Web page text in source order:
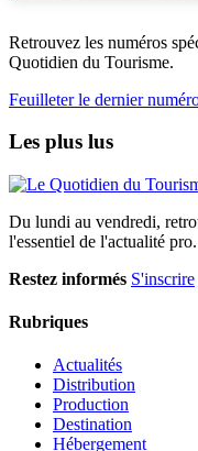
Retrouvez les numéros
Quotidien du Tourisme.
Feuilleter le dernier
Les plus lus
Du lundi au vendredi,
l'essentiel de l'actualité pro.
Restez informés S'inscrire
Rubriques
Actualités
Distribution
Production
Destination
Hébergement